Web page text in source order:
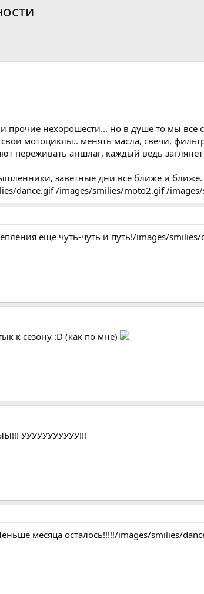
прочие нехорошести... но в душе то мы все
мотоциклы.. менять масла, свечи,
переживать аншлаг, каждый ведь
заветные дни все ближе и
dance.gif /images/smilies/moto2.gif /
еще чуть-чуть и путь!/images/smilies/
к сезону :D (как по мне)
УУУУУУУУУУУ!!!
месяца осталось!!!!!/images/smilies/